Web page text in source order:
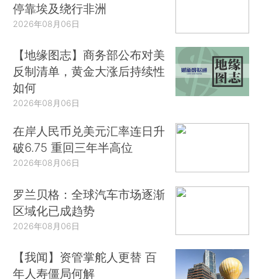
停靠埃及绕行非洲
2026年08月06日
【地缘图志】商务部公布对美
反制清单，黄金大涨后持续性
如何
2026年08月06日
在岸人民币兑美元汇率连日升
破6.75 重回三年半高位
2026年08月06日
罗兰贝格：全球汽车市场逐渐
区域化已成趋势
2026年08月06日
【我闻】资管掌舵人更替 百
年人寿僵局何解